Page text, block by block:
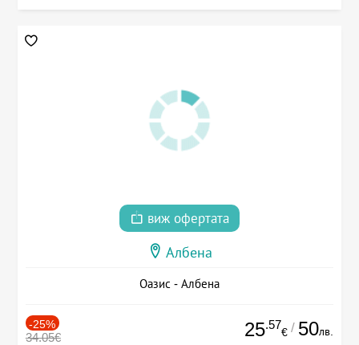
виж офертата
Албена
Оазис - Албена
-25%
34.05€ 25.57
€ / 50лв.